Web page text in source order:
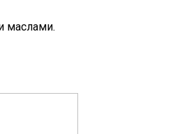
маслами.